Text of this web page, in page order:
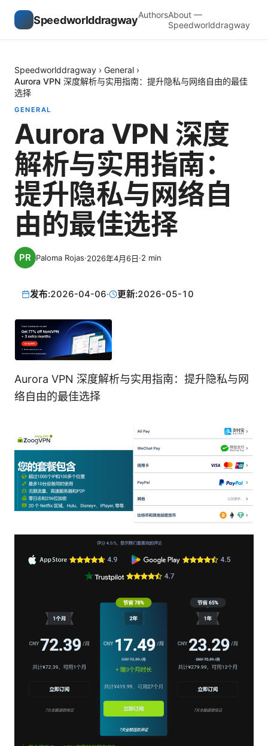
SpeedworlddragwayAuthorsAbout —
Speedworlddragway
Speedworlddragway › General ›
Aurora VPN 深度解析与实用指南：提升隐私与网络自由的最佳
选择
GENERAL
Aurora VPN 深度
解析与实用指南：
提升隐私与网络自
由的最佳选择
Paloma Rojas·2026年4月6日·2 min
发布:2026-04-06· 更新:2026-05-10
Aurora VPN 深度解析与实用指南：提升隐私与网
络自由的最佳选择